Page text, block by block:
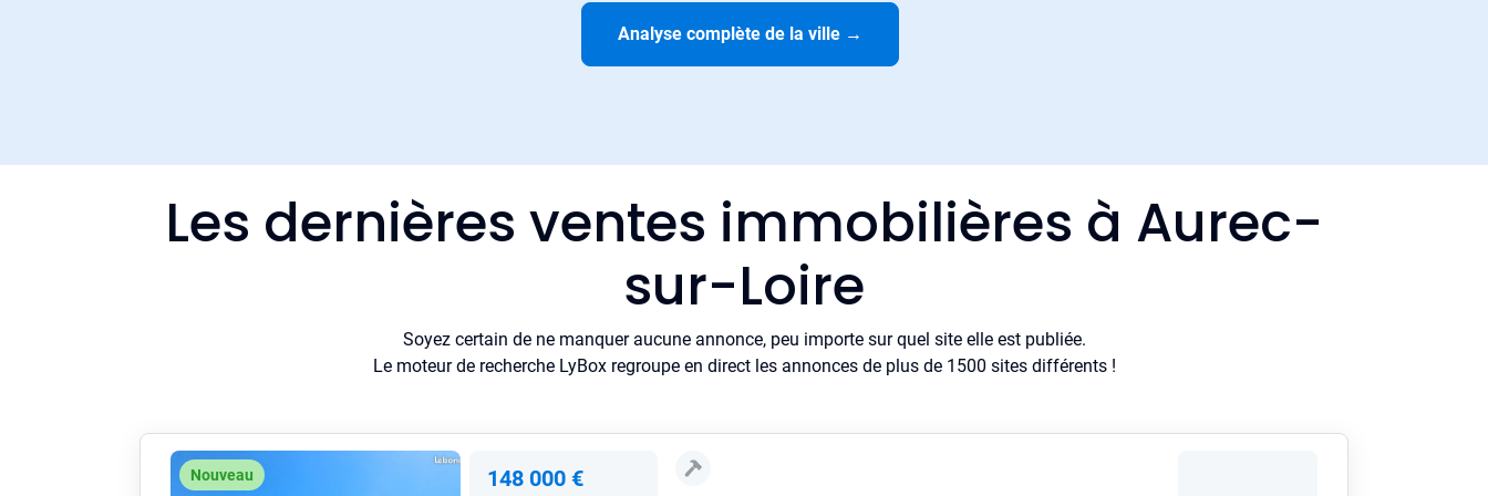
Analyse complète de la ville →
Les dernières ventes immobilières à Aurec-
sur-Loire
Soyez certain de ne manquer aucune annonce, peu importe sur quel site elle est publiée.
Le moteur de recherche LyBox regroupe en direct les annonces de plus de 1500 sites différents !
Nouveau 148 000 €